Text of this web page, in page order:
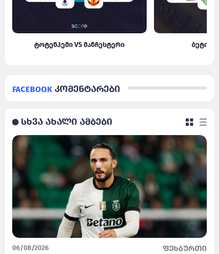
ტოტენჰემი VS მანჩესტერი ბეტისი
Facebook კომენტარები
სხვა ახალი ამბები
06/08/2026 ფეხბურთი